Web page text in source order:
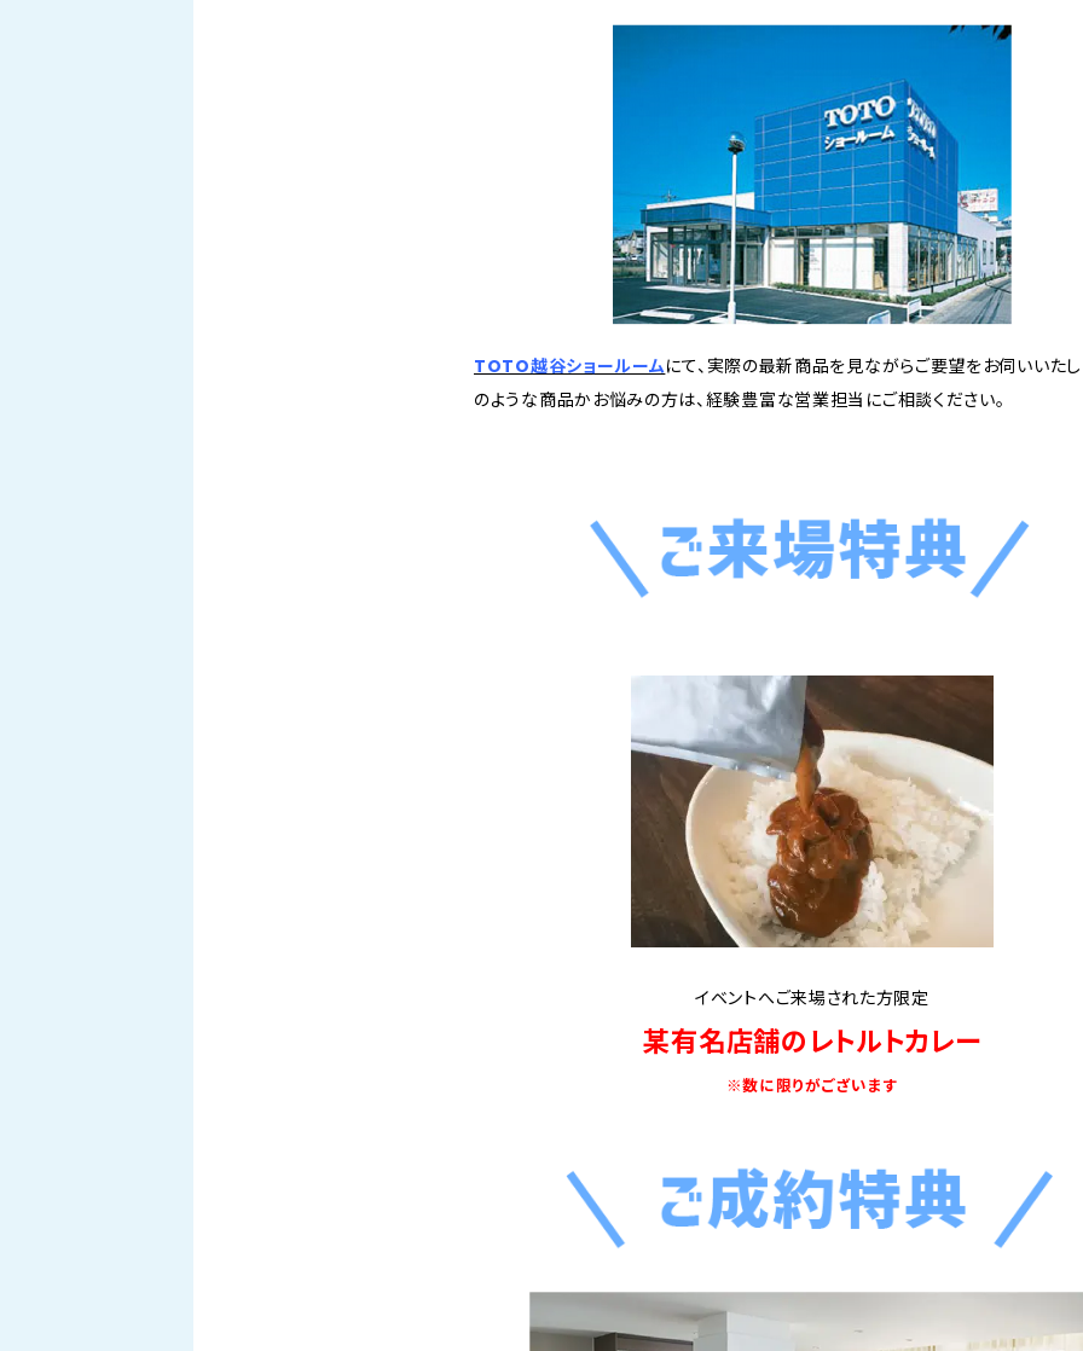
TOTO越谷ショールームにて、実際の最新商品を見ながらご要望をお伺いいたし
のような商品かお悩みの方は、経験豊富な営業担当にご相談ください。
イベントへご来場された方限定
某有名店舗のレトルトカレー
※数に限りがございます